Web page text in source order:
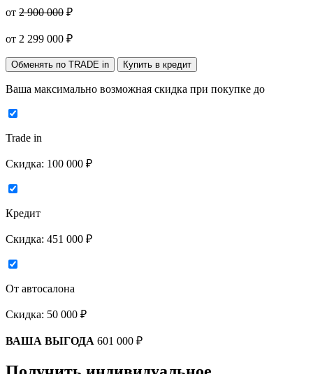
от 2 900 000 ₽
от 2 299 000 ₽
Обменять по TRADE in Купить в кредит
Ваша максимально возможная скидка при покупке до
Trade in
Скидка: 100 000 ₽
Кредит
Скидка: 451 000 ₽
От автосалона
Скидка: 50 000 ₽
ВАША ВЫГОДА 601 000 ₽